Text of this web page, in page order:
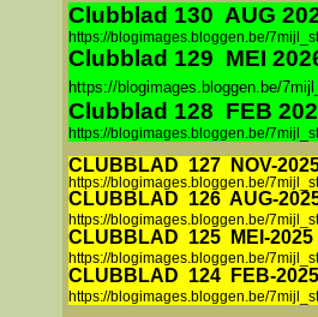
Clubblad 130 AUG
https://blogimages.bloggen.be/
Clubblad 129 MEI
https://blogimages.bloggen.be/
Clubblad 128 FEB
https://blogimages.bloggen.be/
CLUBBLAD 127 NOV-
https://blogimages.bloggen.be/
CLUBBLAD 126 AUG-
https://blogimages.bloggen.be/
CLUBBLAD 125 MEI-2025
https://blogimages.bloggen.be/
CLUBBLAD 124 FEB-2025
https://blogimages.bloggen.be/